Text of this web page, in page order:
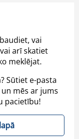
vai
arī skatiet
meklējat.
Sūtiet e-pasta
mēs ar jums
pacietību!